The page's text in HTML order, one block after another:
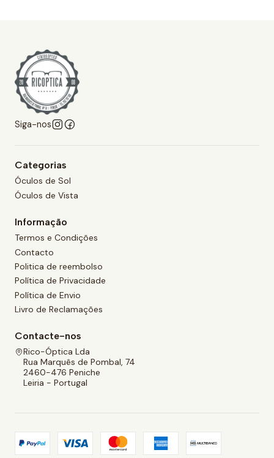
Siga-nos
Categorias
Óculos de Sol
Óculos de Vista
Informação
Termos e Condições
Contacto
Politica de reembolso
Política de Privacidade
Política de Envio
Livro de Reclamações
Contacte-nos
Rico-Óptica Lda
Rua Marquês de Pombal, 74
2460-476 Peniche
Leiria - Portugal